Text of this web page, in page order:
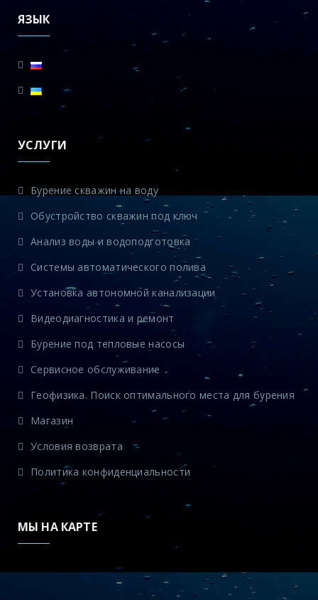
ЯЗЫК
УСЛУГИ
Бурение скважин на воду
Обустройство скважин под ключ
Анализ воды и водоподготовка
Системы автоматического полива
Установка автономной канализации
Видеодиагностика и ремонт
Бурение под тепловые насосы
Сервисное обслуживание
Геофизика. Поиск оптимального места для бурения
Магазин
Условия возврата
Политика конфиденциальности
МЫ НА КАРТЕ